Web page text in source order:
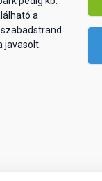
a
javasolt.